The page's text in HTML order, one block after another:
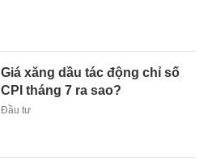
Giá xăng dầu tác động chỉ số
CPI tháng 7 ra sao?
Đầu tư